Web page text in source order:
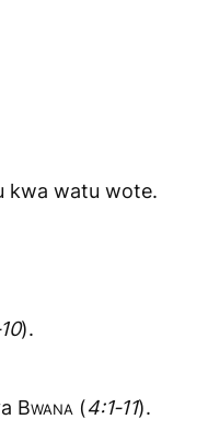
kwa watu wote.
).
Bwana (4:1‑11).